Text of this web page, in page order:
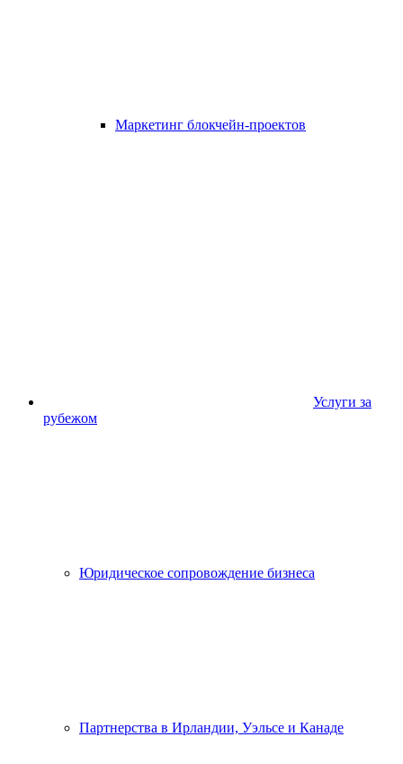
Маркетинг блокчейн-проектов
Услуги за
рубежом
Юридическое сопровождение бизнеса
Партнерства в Ирландии, Уэльсе и Канаде